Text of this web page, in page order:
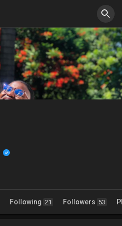
Following 21 Followers 53